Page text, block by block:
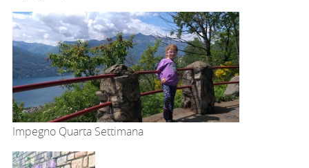
Impegno Quarta Settimana